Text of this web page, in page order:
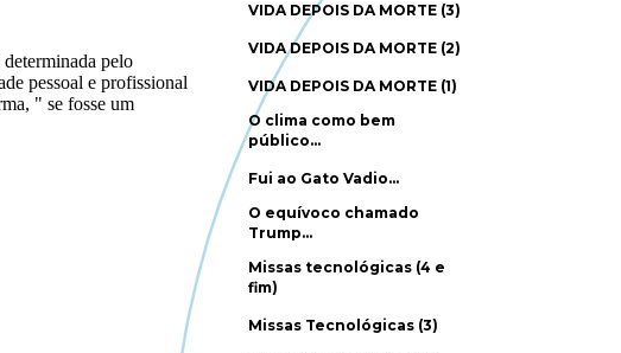
VIDA DEPOIS DA MORTE (3)
VIDA DEPOIS DA MORTE (2)
VIDA DEPOIS DA MORTE (1)
O clima como bem
público…
Fui ao Gato Vadio…
O equívoco chamado
Trump…
Missas tecnológicas (4 e
fim)
Missas Tecnológicas (3)